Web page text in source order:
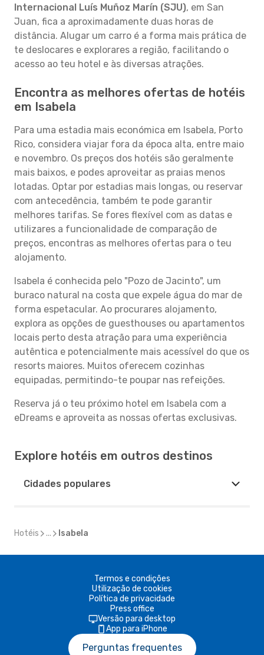
Internacional Luís Muñoz Marín (SJU), em San
Juan, fica a aproximadamente duas horas de
distância. Alugar um carro é a forma mais prática de
te deslocares e explorares a região, facilitando o
acesso ao teu hotel e às diversas atrações.
Encontra as melhores ofertas de hotéis
em Isabela
Para uma estadia mais económica em Isabela, Porto
Rico, considera viajar fora da época alta, entre maio
e novembro. Os preços dos hotéis são geralmente
mais baixos, e podes aproveitar as praias menos
lotadas. Optar por estadias mais longas, ou reservar
com antecedência, também te pode garantir
melhores tarifas. Se fores flexível com as datas e
utilizares a funcionalidade de comparação de
preços, encontras as melhores ofertas para o teu
alojamento.
Isabela é conhecida pelo "Pozo de Jacinto", um
buraco natural na costa que expele água do mar de
forma espetacular. Ao procurares alojamento,
explora as opções de guesthouses ou apartamentos
locais perto desta atração para uma experiência
autêntica e potencialmente mais acessível do que os
resorts maiores. Muitos oferecem cozinhas
equipadas, permitindo-te poupar nas refeições.
Reserva já o teu próximo hotel em Isabela com a
eDreams e aproveita as nossas ofertas exclusivas.
Explore hotéis em outros destinos
Cidades populares
Hotéis ... Isabela
Termos e condições
Utilização de cookies
Política de privacidade
Press office
Versão para desktop
App para iPhone
Perguntas frequentes